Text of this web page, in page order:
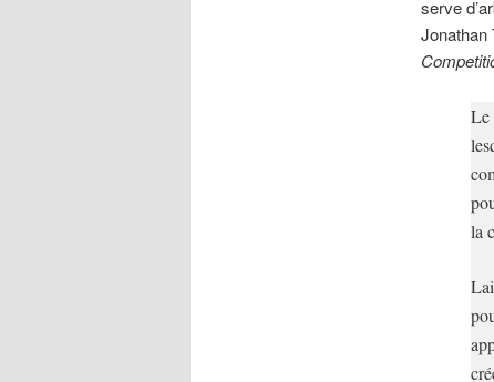
serve
Jonathan
Le
la